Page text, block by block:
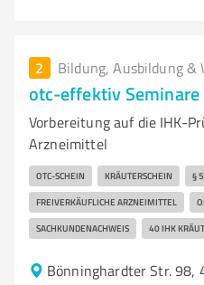
2 Bildung, Ausbildung &
otc-effektiv Seminare
Vorbereitung auf die IHK-
Arzneimittel
OTC-SCHEIN KRÄUTERSCHEIN §
FREIVERKÄUFLICHE ARZNEIMITTEL
SACHKUNDENACHWEIS 40 IHK
Bönninghardter Str. 98,